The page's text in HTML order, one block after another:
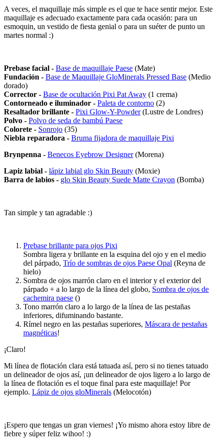
A veces, el maquillaje más simple es el que te hace sentir mejor. Este
maquillaje es adecuado exactamente para cada ocasión: para un
esmoquin, un vestido de fiesta genial o para un suéter de punto un
martes normal :)
Prebase facial - Base de maquillaje Paese (Mate)
Fundación - Base de Maquillaje GloMinerals Pressed Base (Medio
dorado)
Corrector - Base de ocultación Pixi Pat Away (1 crema)
Contorneado e iluminador - Paleta de contorno (2)
Resaltador brillante - Pixi Glow-Y-Powder(Lustre de Londres)
Polvo - Polvo de seda de bambú Paese
Colorete - Sonrojo (35)
Niebla reparadora - Bruma fijadora de maquillaje Pixi
Brynpenna - Benecos Eyebrow Designer(Morena)
Lapiz labial - lápiz labial glo Skin Beauty (Moxie)
Barra de labios - glo Skin Beauty Suede Matte Crayon (Bomba)
Tan simple y tan agradable :)
Prebase brillante para ojos Pixi
Sombra ligera y brillante en la esquina del ojo y en el medio
del párpado, Trío de sombras de ojos Paese Opal (Reyna de
hielo)
Sombra de ojos marrón claro en el interior y el exterior del
párpado + a lo largo de la línea del globo, Sombra de ojos de
cachemira paese ()
Tono marrón claro a lo largo de la línea de las pestañas
inferiores, difuminando bastante.
Rímel negro en las pestañas superiores, Máscara de pestañas
magnéticas!
¡Claro!
Mi línea de flotación clara está tatuada así, pero si no tienes tatuado
un delineador de ojos así, ¡un delineador de ojos ligero a lo largo de
la línea de flotación es el toque final para este maquillaje! Por
ejemplo. Lápiz de ojos gloMinerals (Melocotón)
¡Espero que tengas un gran viernes! ¡Yo mismo ahora estoy libre de
fiebre y súper feliz wihoo! :)